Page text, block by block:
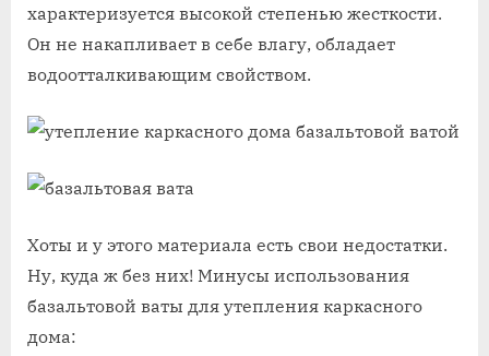
характеризуется высокой степенью жесткости.
Он не накапливает в себе влагу, обладает
водоотталкивающим свойством.
Хоты и у этого материала есть свои недостатки.
Ну, куда ж без них! Минусы использования
базальтовой ваты для утепления каркасного
дома: